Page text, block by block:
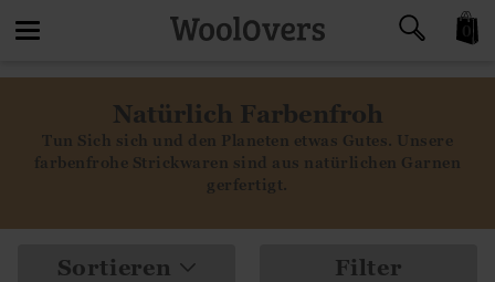
Natürlich Farbenfroh
Tun Sich sich und den Planeten etwas Gutes. Unsere
farbenfrohe Strickwaren sind aus natürlichen Garnen
gerfertigt.
Sortieren Filter